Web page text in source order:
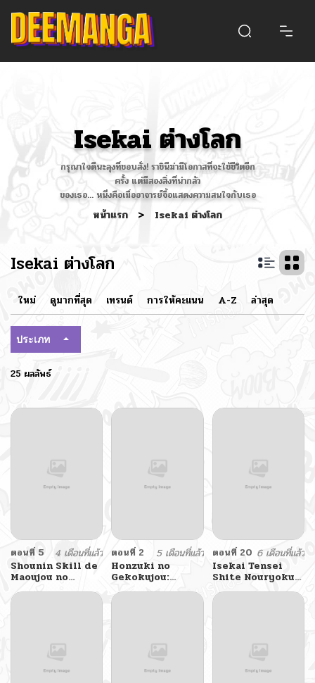
Isekai ต่างโลก
กรุณาใจดีนะลุงที่ชอบสั่ง! ราชินีฆ่ามีโอกาสที่จะใช้ชีวิตอีก
ครั้ง แต่มีสองสิ่งที่น่ากลัว
ของเธอ... หนึ่งคือเมื่ออาจารย์จื้อแสดงความสนใจกับเธอ
หน้าแรก > Isekai ต่างโลก
Isekai ต่างโลก
ใหม่ ดูมากที่สุด เทรนด์ การให้คะแนน A-Z ล่าสุด
ประเภท
25 ผลลัพธ์
ตอนที่ 5
4 เดือนที่แล้ว
Shounin Skill de
Maoujou no
Kouryaku o
Mezasu: Isekai
ตอนที่ 2
5 เดือนที่แล้ว
Honzuki no
Gekokujou:
Ferudinando no
Yakata’nite
ตอนที่ 20 6 เดือนที่แล้ว
Isekai Tensei
Shite Nouryoku
de H na Koto
suru Hanashi